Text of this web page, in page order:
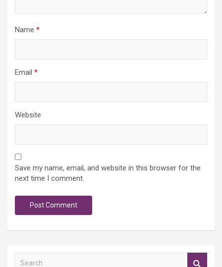
Name *
Email *
Website
Save my name, email, and website in this browser for the
next time I comment.